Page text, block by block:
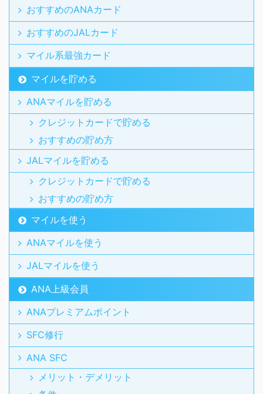
おすすめのANAカード
おすすめのJALカード
マイル系最強カード
マイルを貯める
ANAマイルを貯める
クレジットカードで貯める
おすすめの貯め方
JALマイルを貯める
クレジットカードで貯める
おすすめの貯め方
マイルを使う
ANAマイルを使う
JALマイルを使う
ANA上級会員
ANAプレミアムポイント
SFC修行
ANA SFC
メリット・デメリット